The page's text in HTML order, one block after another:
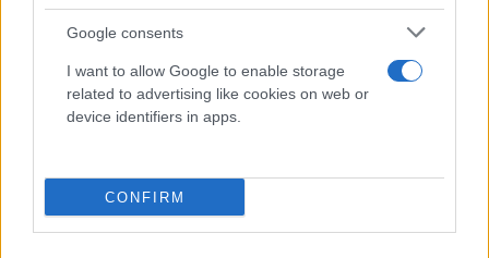
Google consents
I want to allow Google to enable storage
related to advertising like cookies on web or
device identifiers in apps.
CONFIRM
Τραγωδία στα Τρίκαλα: Νεκρό βρέφος 15
μηνών - Εντοπίστηκε χωρίς τις αισθήσεις
10.08.2026